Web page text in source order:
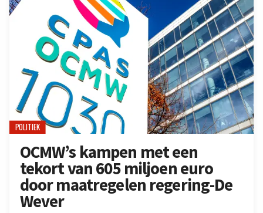
POLITIEK
OCMW’s kampen met een
tekort van 605 miljoen euro
door maatregelen regering-De
Wever